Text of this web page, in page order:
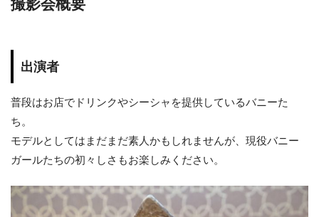
撮影会概要
出演者
普段はお店でドリンクやシーシャを提供しているバニーた
ち。
モデルとしてはまだまだ素人かもしれませんが、現役バニー
ガールたちの初々しさもお楽しみください。